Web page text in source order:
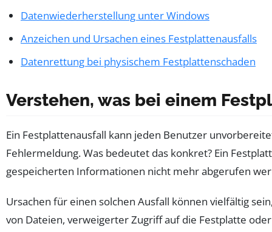
Datenwiederherstellung unter Windows
Anzeichen und Ursachen eines Festplattenausfalls
Datenrettung bei physischem Festplattenschaden
Verstehen, was bei einem
Ein Festplattenausfall kann jeden Benutzer
Fehlermeldung. Was bedeutet das konkret? Ein
gespeicherten Informationen nicht mehr abgerufen
Ursachen für einen solchen Ausfall können vielfältig
von Dateien, verweigerter Zugriff auf die Festplatte